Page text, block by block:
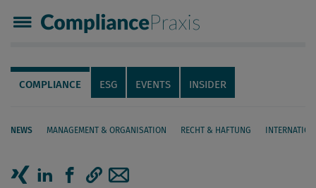
Compliance Praxis
Servicenavigation
Navigation
COMPLIANCE ESG EVENTS INSIDER
NEWS MANAGEMENT & ORGANISATION RECHT & HAFTUNG
Seiteninhalt